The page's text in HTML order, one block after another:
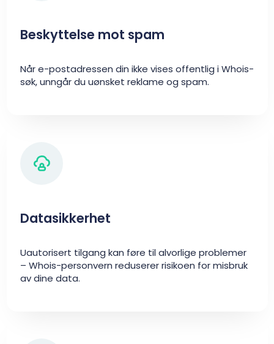
Beskyttelse mot spam
Når e-postadressen din ikke vises offentlig i Whois-
søk, unngår du uønsket reklame og spam.
Datasikkerhet
Uautorisert tilgang kan føre til alvorlige problemer
– Whois-personvern reduserer risikoen for misbruk
av dine data.